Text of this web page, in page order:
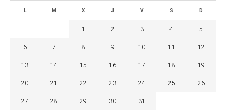
L M X J V S D
1 2 3 4 5
6 7 8 9 10 11 12
13 14 15 16 17 18 19
20 21 22 23 24 25 26
27 28 29 30 31